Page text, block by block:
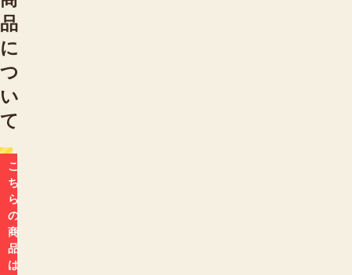
品
に
つ
い
て
こ
ち
ら
の
商
品
は